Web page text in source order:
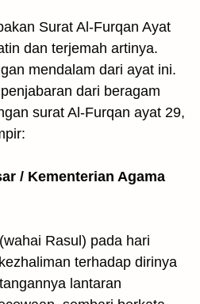
Surat Al-Furqan Ayat
dan terjemah artinya.
mendalam dari ayat ini.
dari beragam
surat Al-Furqan ayat 29,
/ Kementerian Agama
Rasul) pada hari
terhadap dirinya
lantaran